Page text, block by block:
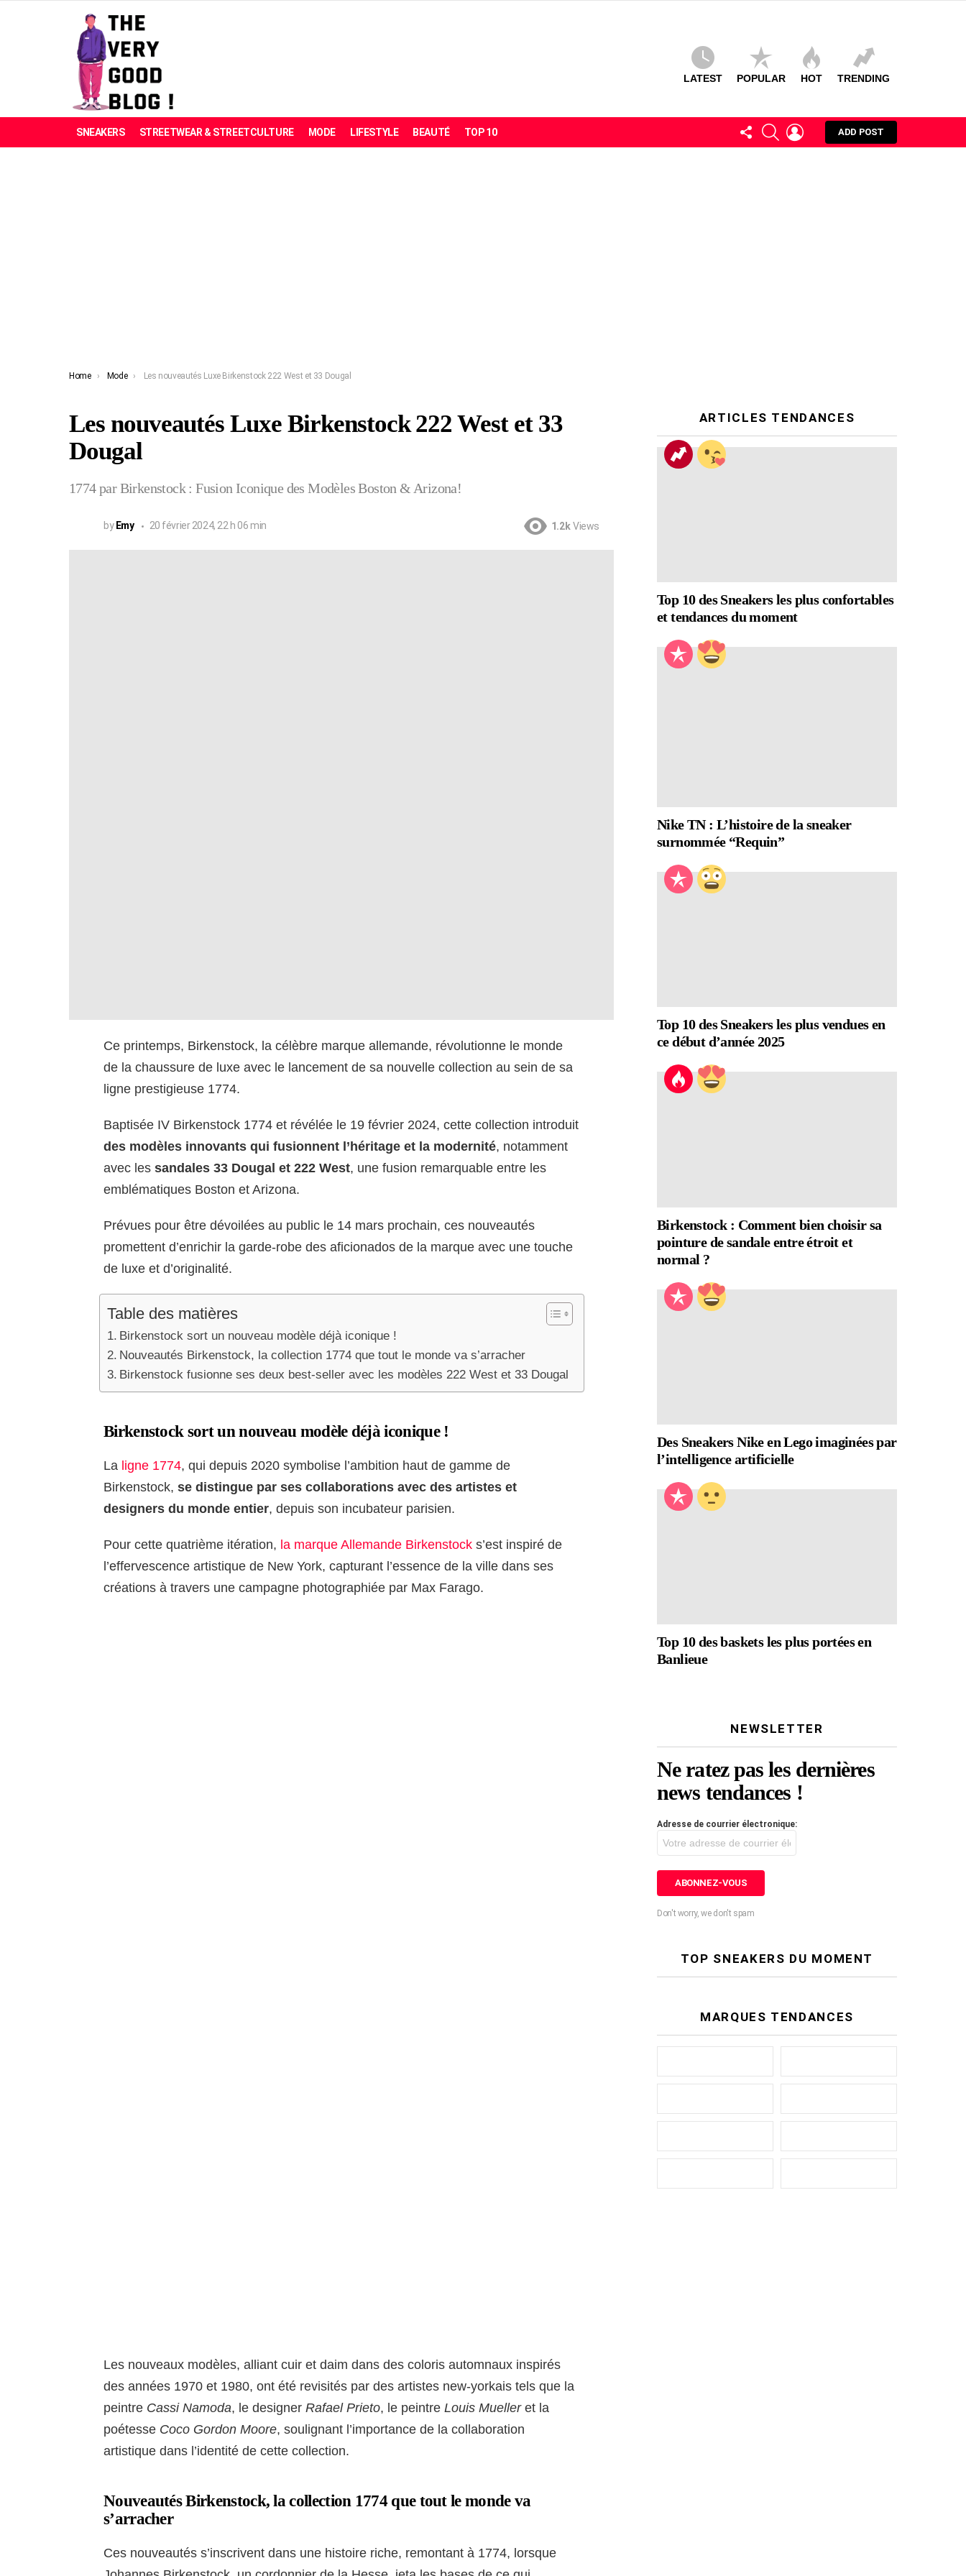
LATEST POPULAR HOT TRENDING
SNEAKERS STREETWEAR & STREETCULTURE MODE LIFESTYLE BEAUTÉ TOP 10
FOLLOW
US
SEARCHLOGIN
ADD POST
You are here:
Home Mode Les nouveautés Luxe Birkenstock 222 West et 33 Dougal
Les nouveautés Luxe Birkenstock 222 West et 33
Dougal
1774 par Birkenstock : Fusion Iconique des Modèles Boston & Arizona!
by Emy 20 février 2024, 22 h 06 min 1.2k Views
Ce printemps, Birkenstock, la célèbre marque allemande, révolutionne le monde
de la chaussure de luxe avec le lancement de sa nouvelle collection au sein de sa
ligne prestigieuse 1774.
Baptisée IV Birkenstock 1774 et révélée le 19 février 2024, cette collection introduit
des modèles innovants qui fusionnent l’héritage et la modernité, notamment
avec les sandales 33 Dougal et 222 West, une fusion remarquable entre les
emblématiques Boston et Arizona.
Prévues pour être dévoilées au public le 14 mars prochain, ces nouveautés
promettent d’enrichir la garde-robe des aficionados de la marque avec une touche
de luxe et d’originalité.
Table des matières
Birkenstock sort un nouveau modèle déjà iconique !
Nouveautés Birkenstock, la collection 1774 que tout le monde va s’arracher
Birkenstock fusionne ses deux best-seller avec les modèles 222 West et 33 Dougal
Birkenstock sort un nouveau modèle déjà iconique !
La ligne 1774, qui depuis 2020 symbolise l’ambition haut de gamme de
Birkenstock, se distingue par ses collaborations avec des artistes et
designers du monde entier, depuis son incubateur parisien.
Pour cette quatrième itération, la marque Allemande Birkenstock s’est inspiré de
l’effervescence artistique de New York, capturant l’essence de la ville dans ses
créations à travers une campagne photographiée par Max Farago.
Les nouveaux modèles, alliant cuir et daim dans des coloris automnaux inspirés
des années 1970 et 1980, ont été revisités par des artistes new-yorkais tels que la
peintre Cassi Namoda, le designer Rafael Prieto, le peintre Louis Muelleret la
poétesse Coco Gordon Moore, soulignant l’importance de la collaboration
artistique dans l’identité de cette collection.
Nouveautés Birkenstock, la collection 1774 que tout le monde va
s’arracher
Ces nouveautés s’inscrivent dans une histoire riche, remontant à 1774, lorsque
ARTICLES TENDANCES
Top 10 des Sneakers les plus confortables
et tendances du moment
Nike TN : L’histoire de la sneaker
surnommée “Requin”
Top 10 des Sneakers les plus vendues en
ce début d’année 2025
Birkenstock : Comment bien choisir sa
pointure de sandale entre étroit et
normal ?
Des Sneakers Nike en Lego imaginées par
l’intelligence artificielle
Top 10 des baskets les plus portées en
Banlieue
NEWSLETTER
Ne ratez pas les dernières
news tendances !
Adresse de courrier électronique:
Don't worry, we don't spam
TOP SNEAKERS DU MOMENT
MARQUES TENDANCES